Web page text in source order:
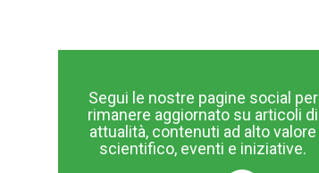
Segui le nostre pagine social per
rimanere aggiornato su articoli di
attualità, contenuti ad alto valore
scientifico, eventi e iniziative.